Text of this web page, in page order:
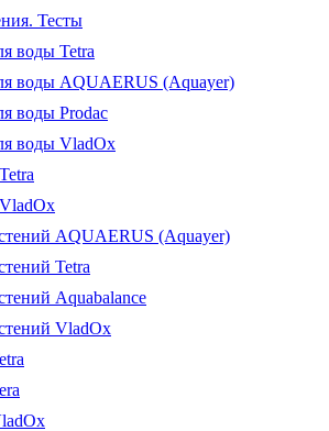
Тесты
воды Tetra
воды AQUAERUS (Aquayer)
воды Prodac
воды VladOx
AQUAERUS (Aquayer)
Tetra
Aquabalance
VladOx